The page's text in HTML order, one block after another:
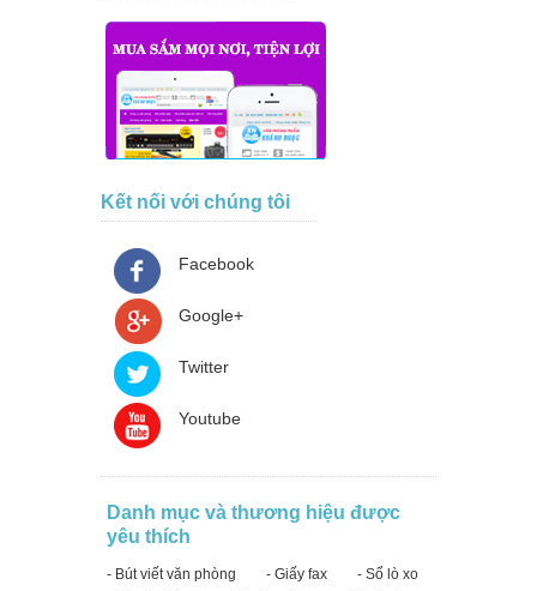
Kết nối với chúng tôi
Facebook
Google+
Twitter
Youtube
Danh mục và thương hiệu được
yêu thích
- Bút viết văn phòng - Giấy fax
- Sổ lò xo